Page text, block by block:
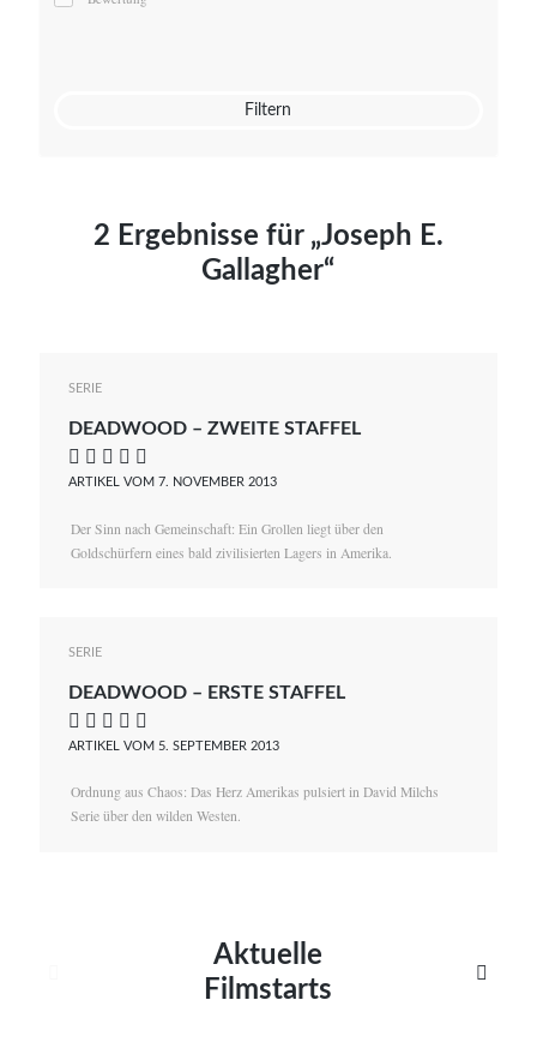
Mato von Vogelstein
Filtern
2 Ergebnisse für „Joseph E.
Gallagher“
SERIE
DEADWOOD – ZWEITE STAFFEL
    
ARTIKEL VOM 7. NOVEMBER 2013
Der Sinn nach Gemeinschaft: Ein Grollen liegt über den
Goldschürfern eines bald zivilisierten Lagers in Amerika.
SERIE
DEADWOOD – ERSTE STAFFEL
    
ARTIKEL VOM 5. SEPTEMBER 2013
Ordnung aus Chaos: Das Herz Amerikas pulsiert in David Milchs
Serie über den wilden Westen.
Aktuelle
Filmstarts
